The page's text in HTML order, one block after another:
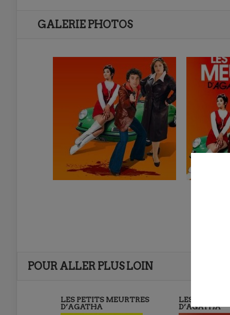
GALERIE PHOTOS
POUR ALLER PLUS LOIN
LES PETITS MEURTRES
D’AGATHA
LES PETITS
D’AGATHA